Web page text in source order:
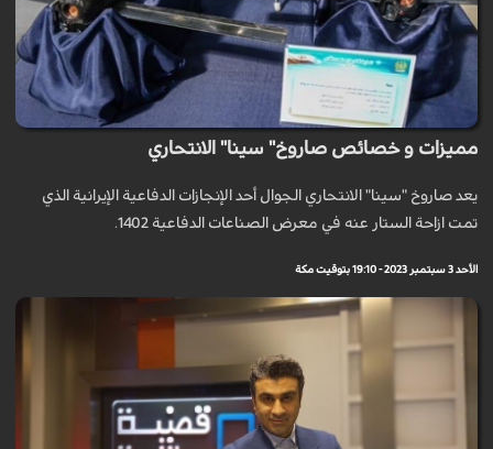
مميزات و خصائص صاروخ" سينا" الانتحاري
يعد صاروخ "سينا" ​​الانتحاري الجوال أحد الإنجازات الدفاعية الإيرانية الذي
تمت ازاحة الستار عنه في معرض الصناعات الدفاعية 1402.
الأحد 3 سبتمبر 2023 - 19:10 بتوقيت مكة